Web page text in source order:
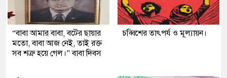
“বাবা আমার বাবা, বটের ছায়ার
মতো, বাবা আজ নেই, তাই রক্ত
সব শত্রু হয়ে গেল।” বাবা দিবস
চব্বিশের তাৎপর্য ও মূল্যায়ন।